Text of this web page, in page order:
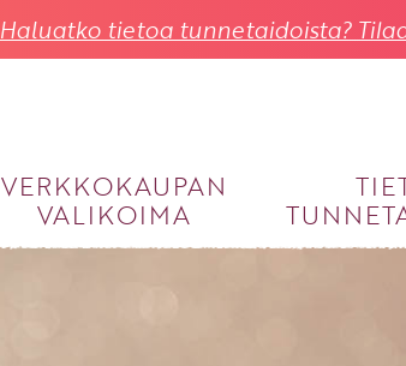
Haluatko tietoa tunnetaidoista?
VERKKOKAUPAN
VALIKOIMA